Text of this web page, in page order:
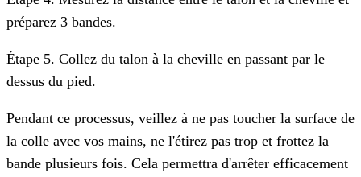
préparez 3 bandes.
Étape 5. Collez du talon à la cheville en passant par le
dessus du pied.
Pendant ce processus, veillez à ne pas toucher la surface de
la colle avec vos mains, ne l'étirez pas trop et frottez la
bande plusieurs fois. Cela permettra d'arrêter efficacement